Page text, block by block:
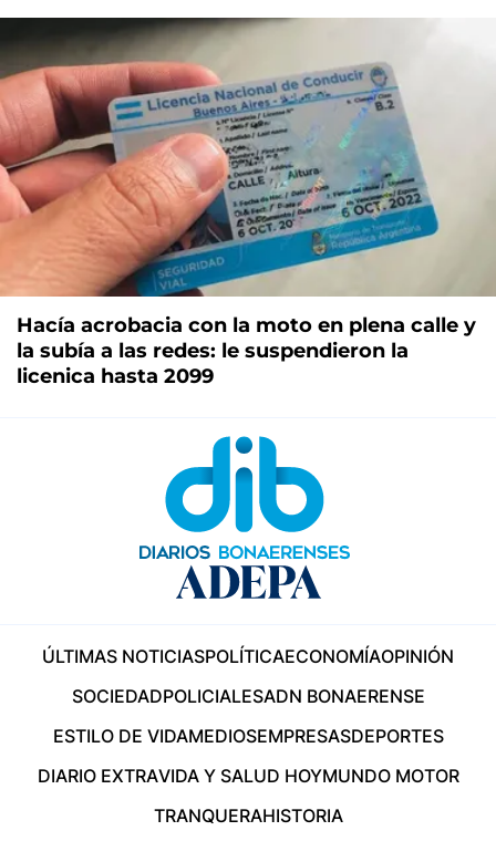
Hacía acrobacia con la moto en plena calle y
la subía a las redes: le suspendieron la
licenica hasta 2099
ÚLTIMAS NOTICIASPOLÍTICAECONOMÍAOPINIÓN
SOCIEDADPOLICIALESADN BONAERENSE
ESTILO DE VIDAMEDIOSEMPRESASDEPORTES
DIARIO EXTRAVIDA Y SALUD HOYMUNDO MOTOR
TRANQUERAHISTORIA